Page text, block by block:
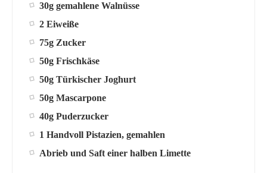
30g gemahlene Walnüsse
2 Eiweiße
75g Zucker
50g Frischkäse
50g Türkischer Joghurt
50g Mascarpone
40g Puderzucker
1 Handvoll Pistazien, gemahlen
Abrieb und Saft einer halben Limette